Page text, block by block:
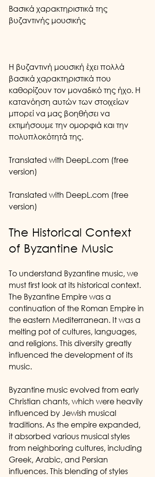
Βασικά χαρακτηριστικά της
βυζαντινής μουσικής
Η βυζαντινή μουσική έχει πολλά
βασικά χαρακτηριστικά που
καθορίζουν τον μοναδικό της ήχο. Η
κατανόηση αυτών των στοιχείων
μπορεί να μας βοηθήσει να
εκτιμήσουμε την ομορφιά και την
πολυπλοκότητά της.
Translated with DeepL.com (free
version)
Translated with DeepL.com (free
version)
The Historical Context
of Byzantine Music
To understand Byzantine music, we
must first look at its historical context.
The Byzantine Empire was a
continuation of the Roman Empire in
the eastern Mediterranean. It was a
melting pot of cultures, languages,
and religions. This diversity greatly
influenced the development of its
music.
Byzantine music evolved from early
Christian chants, which were heavily
influenced by Jewish musical
traditions. As the empire expanded,
it absorbed various musical styles
from neighboring cultures, including
Greek, Arabic, and Persian
influences. This blending of styles